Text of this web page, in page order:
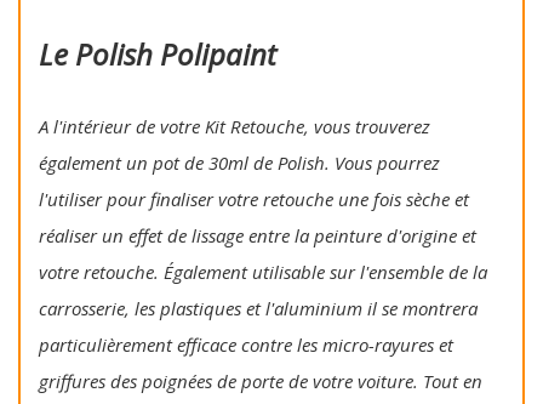
Le Polish Polipaint
A l'intérieur de votre Kit Retouche, vous trouverez
également un pot de 30ml de Polish. Vous pourrez
l'utiliser pour finaliser votre retouche une fois sèche et
réaliser un effet de lissage entre la peinture d'origine et
votre retouche. Également utilisable sur l'ensemble de la
carrosserie, les plastiques et l'aluminium il se montrera
particulièrement efficace contre les micro-rayures et
griffures des poignées de porte de votre voiture. Tout en